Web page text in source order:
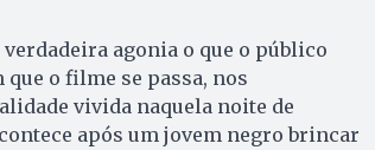
agonia o que o público
o filme se passa, nos
vivida naquela noite de
após um jovem negro brincar